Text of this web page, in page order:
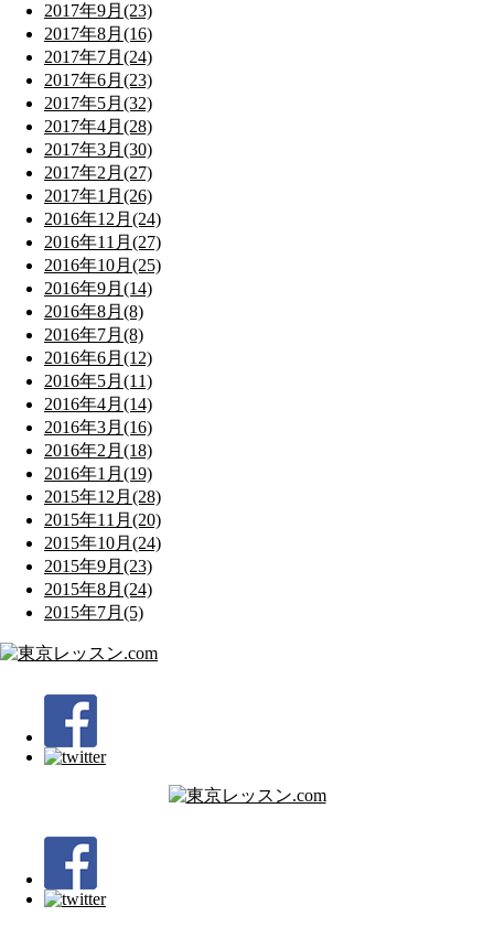
2017年9月(23)
2017年8月(16)
2017年7月(24)
2017年6月(23)
2017年5月(32)
2017年4月(28)
2017年3月(30)
2017年2月(27)
2017年1月(26)
2016年12月(24)
2016年11月(27)
2016年10月(25)
2016年9月(14)
2016年8月(8)
2016年7月(8)
2016年6月(12)
2016年5月(11)
2016年4月(14)
2016年3月(16)
2016年2月(18)
2016年1月(19)
2015年12月(28)
2015年11月(20)
2015年10月(24)
2015年9月(23)
2015年8月(24)
2015年7月(5)